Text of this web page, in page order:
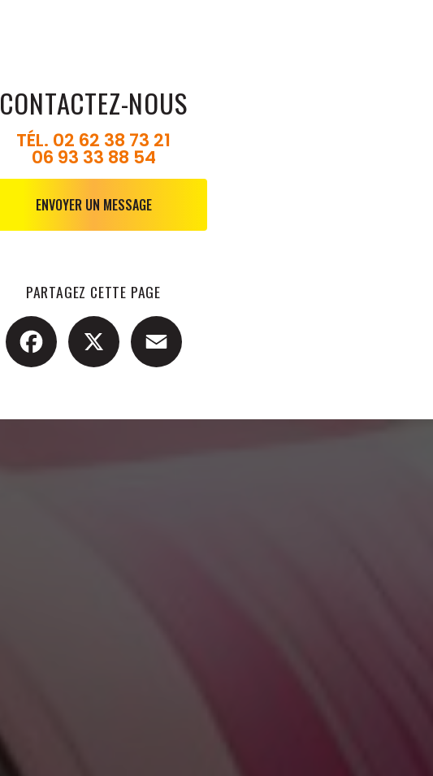
CONTACTEZ-NOUS
TÉL. 02 62 38 73 21
06 93 33 88 54
ENVOYER UN MESSAGE
PARTAGEZ CETTE PAGE
Facebook